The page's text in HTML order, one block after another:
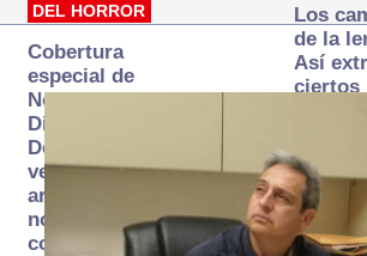
DEL HORROR
Cobertura
especial de
Norte
Digital:
Donde la
verdad
arde… pero
no se
consume
Los
de la
Así
ciertos